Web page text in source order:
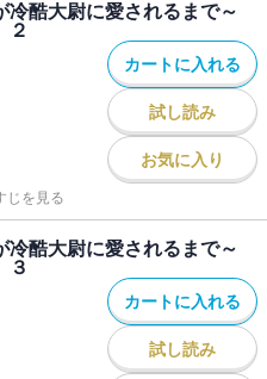
酷大尉に愛されるまで～
２
カートに入れる
試し読み
お気に入り
じを見る
酷大尉に愛されるまで～
３
カートに入れる
試し読み